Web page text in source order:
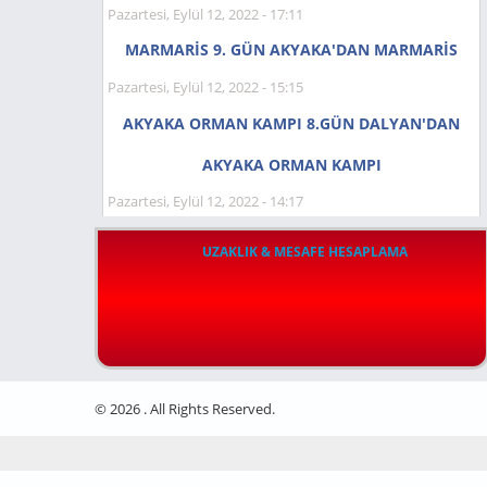
Pazartesi, Eylül 12, 2022 - 17:11
MARMARİS 9. GÜN AKYAKA'DAN MARMARİS
Pazartesi, Eylül 12, 2022 - 15:15
AKYAKA ORMAN KAMPI 8.GÜN DALYAN'DAN
AKYAKA ORMAN KAMPI
Pazartesi, Eylül 12, 2022 - 14:17
UZAKLIK & MESAFE HESAPLAMA
© 2026 . All Rights Reserved.